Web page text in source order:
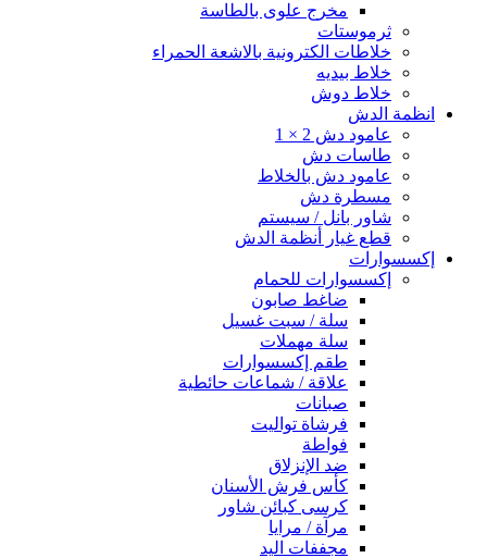
مخرج علوى بالطاسة
ثرموستات
خلاطات الكترونية بالاشعة الحمراء
خلاط بيديه
خلاط دوش
انظمة الدش
عامود دش 2 × 1
طاسات دش
عامود دش بالخلاط
مسطرة دش
شاور بانل / سيستم
قطع غيار أنظمة الدش
إكسسوارات
إكسسوارات للحمام
ضاغط صابون
سلة / سبت غسيل
سلة مهملات
طقم إكسسوارات
علاقة / شماعات حائطية
صبانات
فرشاة تواليت
فواطة
ضد الإنزلاق
كأس فرش الأسنان
كرسى كبائن شاور
مرآة / مرايا
مجففات اليد